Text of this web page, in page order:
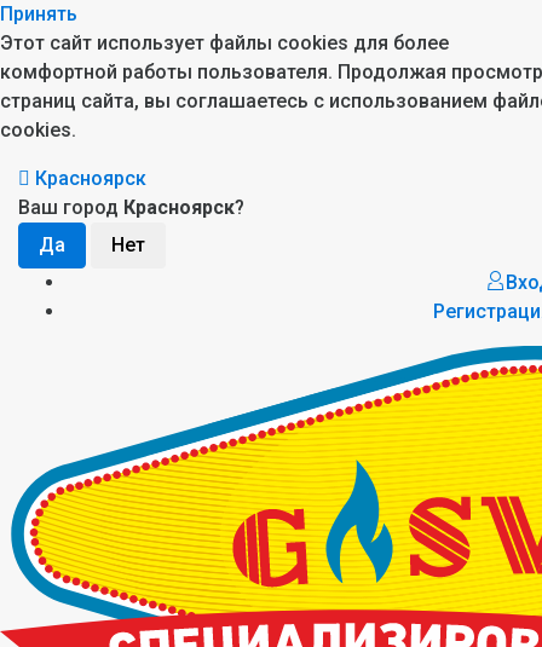
Принять
Этот сайт использует файлы cookies для более
комфортной работы пользователя. Продолжая просмотр
страниц сайта, вы соглашаетесь с использованием
cookies.
Красноярск
Ваш город Красноярск?